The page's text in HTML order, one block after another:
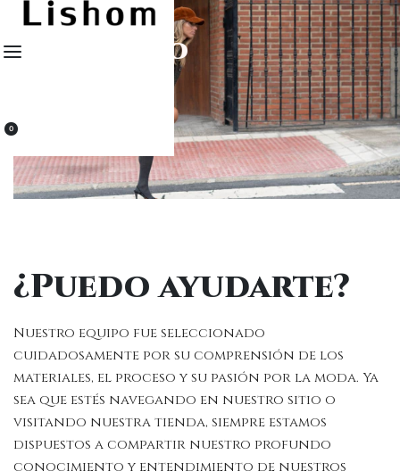
content
0OPEN
CART
OPEN
ACCOUNT
DETAILS
Inicio› Contacto
Contacto
¿Puedo ayudarte?
Nuestro equipo fue seleccionado
cuidadosamente por su comprensión de los
materiales, el proceso y su pasión por la moda. Ya
sea que estés navegando en nuestro sitio o
visitando nuestra tienda, siempre estamos
dispuestos a compartir nuestro profundo
conocimiento y entendimiento de nuestros